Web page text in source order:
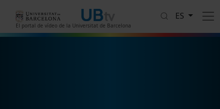
El portal de vídeo de la Universitat de Barcelona
ES